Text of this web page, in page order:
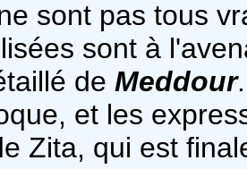
sont pas tous
sont à
de Meddour
et les
Zita, qui est